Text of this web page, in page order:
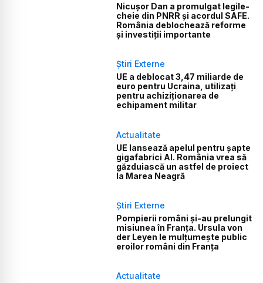
Nicușor Dan a promulgat legile-
cheie din PNRR și acordul SAFE.
România deblochează reforme
și investiții importante
Știri Externe
UE a deblocat 3,47 miliarde de
euro pentru Ucraina, utilizați
pentru achiziționarea de
echipament militar
Actualitate
UE lansează apelul pentru șapte
gigafabrici AI. România vrea să
găzduiască un astfel de proiect
la Marea Neagră
Știri Externe
Pompierii români și-au prelungit
misiunea în Franța. Ursula von
der Leyen le mulțumește public
eroilor români din Franța
Actualitate